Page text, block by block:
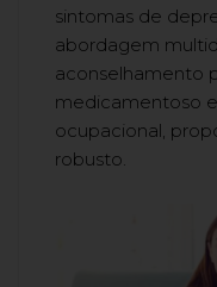
sintomas de
abordagem
aconselhamento
medicamentoso
ocupacional,
robusto.